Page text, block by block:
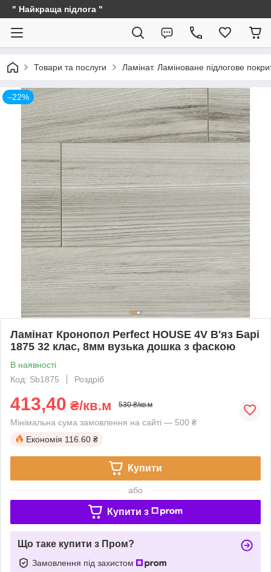
" Найкраща підлога "
Товари та послуги Ламінат. Ламіноване підлогове
–22%
Ламінат Кронопол Perfect HOUSE 4V В'яз Барі
1875 32 клас, 8мм вузька дошка з фаскою
В наявності
Код: Sb1875
Роздріб
413,40 ₴/кв.м 530 ₴/кв.м
Мінімальна сума замовлення на сайті — 500 ₴
Економія 116.60 ₴
Купити
або
Купити з
Що таке купити з Пром?
Замовлення під захистом